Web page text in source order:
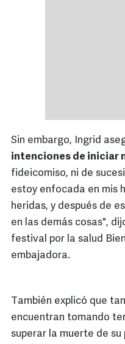
Sin embargo, Ingrid
intenciones de iniciar
fideicomiso, ni de
estoy enfocada en mis
heridas, y después de
en las demás cosas",
festival por la salud
embajadora.
También explicó que
encuentran tomando
superar la muerte de su